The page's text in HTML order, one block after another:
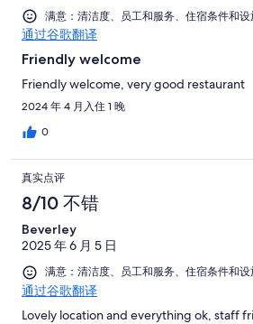
满意：清洁度、员工和服务、住宿条件和
通过谷歌翻译
Friendly welcome
Friendly welcome, very good restaurant
2024 年 4 月入住 1 晚
0
真实点评
8/10 不错
Beverley
2025 年 6 月 5 日
满意：清洁度、员工和服务、住宿条件和
通过谷歌翻译
Lovely location and everything ok, staff